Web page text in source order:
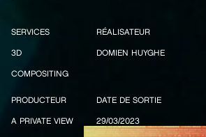
SERVICES
3D
COMPOSITING
RÉALISATEUR
DOMIEN HUYGHE
PRODUCTEUR
A PRIVATE VIEW
DATE DE SORTIE
29/03/2023